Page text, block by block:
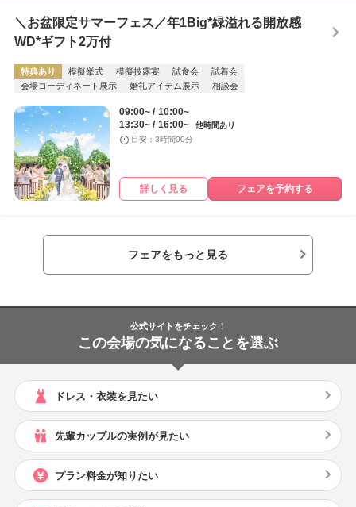
＼お盆限定サマーフェス／年1Big*緑溢れる開放感
WD*ギフト2万付
特典あり 模擬挙式 模擬披露宴 試食会
試着会
会場コーディネート展示
婚礼アイテム展示 相談会
09:00~
10:00~
13:30~
16:00~
他時間あり
目安：3時間00分
詳しく見る フェアを予約する
フェアをもっと見る
公式サイトをチェック！
この会場の気になることを選ぶ
ドレス・衣装を見たい
先輩カップルの実例が見たい
プラン料金が知りたい